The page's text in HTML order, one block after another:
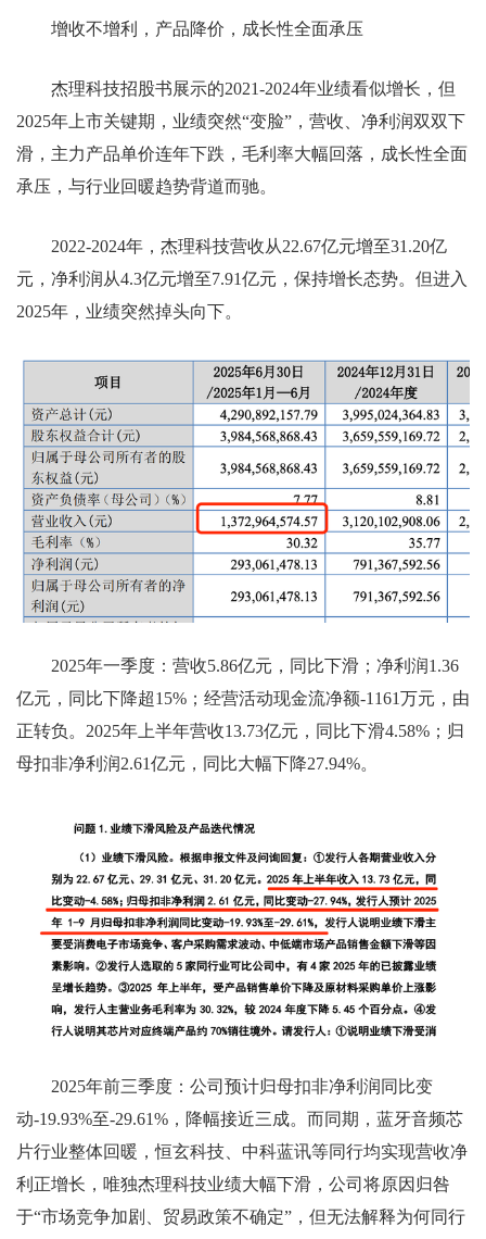
增收不增利，产品降价，成长性全面承压
杰理科技招股书展示的2021-2024年业绩看似增长，但
2025年上市关键期，业绩突然“变脸”，营收、净利润双双下
滑，主力产品单价连年下跌，毛利率大幅回落，成长性全面
承压，与行业回暖趋势背道而驰。
2022-2024年，杰理科技营收从22.67亿元增至31.20亿
元，净利润从4.3亿元增至7.91亿元，保持增长态势。但进入
2025年，业绩突然掉头向下。
2025年一季度：营收5.86亿元，同比下滑；净利润1.36
亿元，同比下降超15%；经营活动现金流净额-1161万元，由
正转负。2025年上半年营收13.73亿元，同比下滑4.58%；归
母扣非净利润2.61亿元，同比大幅下降27.94%。
2025年前三季度：公司预计归母扣非净利润同比变
动-19.93%至-29.61%，降幅接近三成。而同期，蓝牙音频芯
片行业整体回暖，恒玄科技、中科蓝讯等同行均实现营收净
利正增长，唯独杰理科技业绩大幅下滑，公司将原因归咎
于“市场竞争加剧、贸易政策不确定”，但无法解释为何同行